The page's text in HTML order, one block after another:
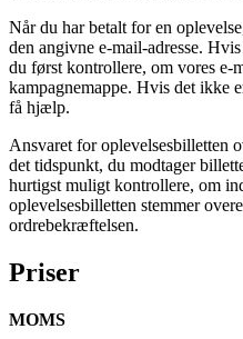
Når du har betalt for en
den angivne e-mail-adresse.
du først kontrollere, om vores e-
kampagnemappe. Hvis det ikke
få hjælp.
Ansvaret for oplevelsesbilletten
det tidspunkt, du modtager
hurtigst muligt kontrollere, om
oplevelsesbilletten stemmer
ordrebekræftelsen.
Priser
MOMS